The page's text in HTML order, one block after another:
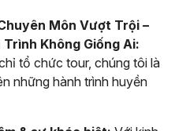
Môn Vượt Trội –
Không Giống Ai:
tổ chức tour, chúng tôi là
những hành trình huyền